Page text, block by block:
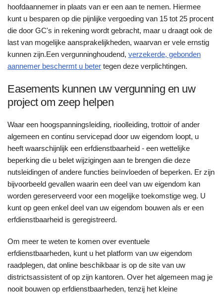
hoofdaannemer in plaats van er een aan te nemen. Hiermee
kunt u besparen op die pijnlijke vergoeding van 15 tot 25 procent
die door GC's in rekening wordt gebracht, maar u draagt ook de
last van mogelijke aansprakelijkheden, waarvan er vele ernstig
kunnen zijn.Een vergunninghoudend, verzekerde, gebonden
aannemer beschermt u beter tegen deze verplichtingen.
Easements kunnen uw vergunning en uw
project om zeep helpen
Waar een hoogspanningsleiding, rioolleiding, trottoir of ander
algemeen en continu servicepad door uw eigendom loopt, u
heeft waarschijnlijk een erfdienstbaarheid - een wettelijke
beperking die u belet wijzigingen aan te brengen die deze
nutsleidingen of andere functies beïnvloeden of beperken. Er zijn
bijvoorbeeld gevallen waarin een deel van uw eigendom kan
worden gereserveerd voor een mogelijke toekomstige weg. U
kunt op geen enkel deel van uw eigendom bouwen als er een
erfdienstbaarheid is geregistreerd.
Om meer te weten te komen over eventuele
erfdienstbaarheden, kunt u het platform van uw eigendom
raadplegen, dat online beschikbaar is op de site van uw
districtsassistent of op zijn kantoren. Over het algemeen mag je
nooit bouwen op erfdienstbaarheden, tenzij het kleine